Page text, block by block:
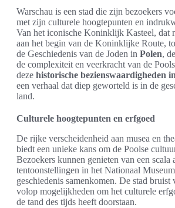
Warschau is een stad die zijn bezoekers
met zijn culturele hoogtepunten en
Van het iconische Koninklijk Kasteel, dat
aan het begin van de Koninklijke Route,
de Geschiedenis van de Joden in Polen,
de complexiteit en veerkracht van de
deze historische bezienswaardigheden
een verhaal dat diep geworteld is in de
land.
Culturele hoogtepunten en erfgoed
De rijke verscheidenheid aan musea en
biedt een unieke kans om de Poolse
Bezoekers kunnen genieten van een scala
tentoonstellingen in het Nationaal
geschiedenis samenkomen. De stad bruist
volop mogelijkheden om het culturele
de tand des tijds heeft doorstaan.